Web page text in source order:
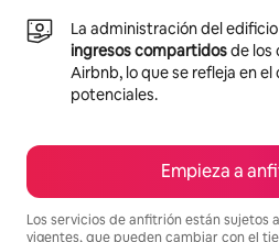
La administración del
ingresos compartidosde los
Airbnb, lo que se refleja en
potenciales.
Empieza a
Los servicios de anfitrión están sujetos
vigentes, que pueden cambiar con el